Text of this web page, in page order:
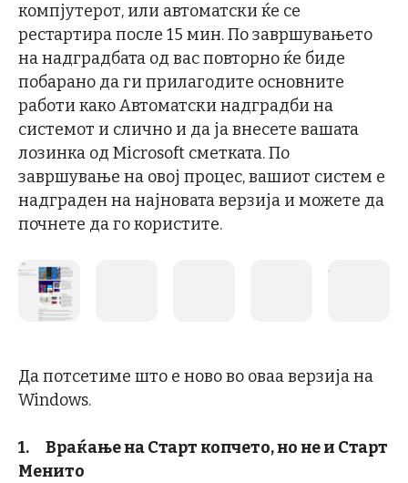
компјутерот, или автоматски ќе се
рестартира после 15 мин. По завршувањето
на надградбата од вас повторно ќе биде
побарано да ги прилагодите основните
работи како Автоматски надградби на
системот и слично и да ја внесете вашата
лозинка од Microsoft сметката. По
завршување на овој процес, вашиот систем е
надграден на најновата верзија и можете да
почнете да го користите.
Да потсетиме што е ново во оваа верзија на
Windows.
1. Враќање на Старт копчето, но не и Старт
Менито